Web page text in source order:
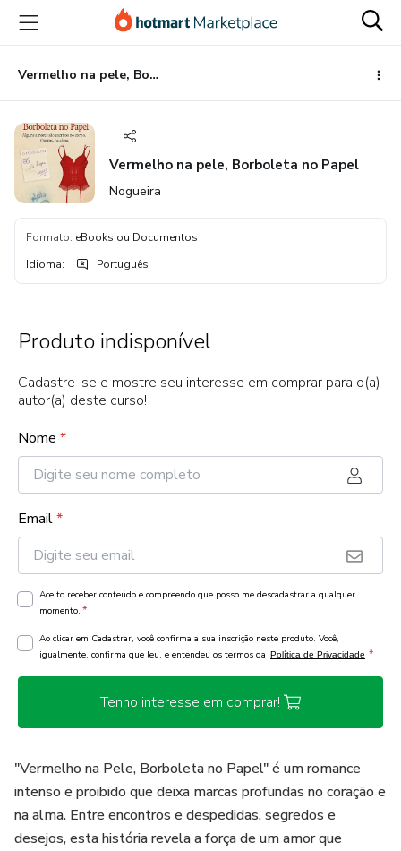
para
conteúdo
principal
para
pagamento
para
rodapé
Vermelho na pele, Borboleta no Papel
Vermelho na pele, Borboleta no Papel
Nogueira
Formato: eBooks ou Documentos
Idioma: Português
Produto indisponível
Cadastre-se e mostre seu interesse em comprar para o(a)
autor(a) deste curso!
Nome *
Email*
Aceito receber conteúdo e compreendo que posso me descadastrar a qualquer
momento. *
Ao clicar em Cadastrar, você confirma a sua inscrição neste produto. Você,
igualmente, confirma que leu, e entendeu os termos da Política de Privacidade *
Tenho interesse em comprar!
"Vermelho na Pele, Borboleta no Papel" é um romance
intenso e proibido que deixa marcas profundas no coração e
na alma. Entre encontros e despedidas, segredos e
desejos, esta história revela a força de um amor que